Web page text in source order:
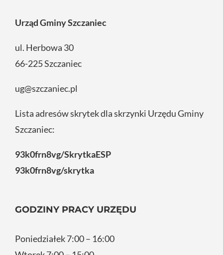
Urząd Gminy Szczaniec
ul. Herbowa 30
66-225 Szczaniec
ug@szczaniec.pl
Lista adresów skrytek dla skrzynki Urzędu Gminy
Szczaniec:
93k0frn8vg/SkrytkaESP
93k0frn8vg/skrytka
GODZINY PRACY URZĘDU
Poniedziałek 7:00 – 16:00